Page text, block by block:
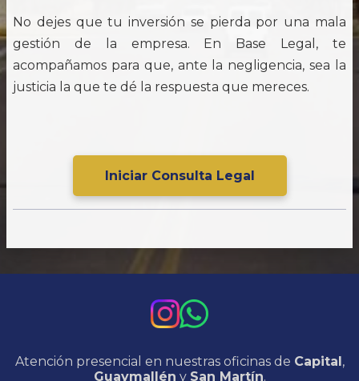
No dejes que tu inversión se pierda por una mala
gestión de la empresa. En Base Legal, te
acompañamos para que, ante la negligencia, sea la
justicia la que te dé la respuesta que mereces.
Iniciar Consulta Legal
Atención presencial en nuestras oficinas de Capital ,
Guaymallén y San Martín.